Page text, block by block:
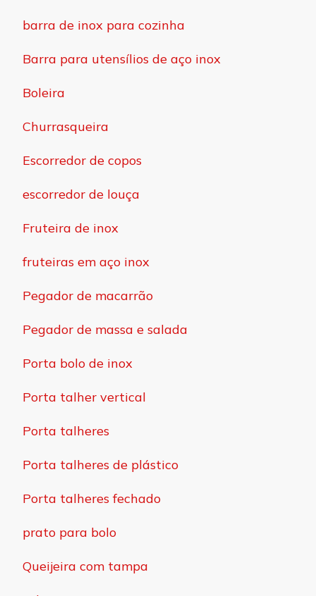
barra de inox para cozinha
Barra para utensílios de aço inox
Boleira
Churrasqueira
Escorredor de copos
escorredor de louça
Fruteira de inox
fruteiras em aço inox
Pegador de macarrão
Pegador de massa e salada
Porta bolo de inox
Porta talher vertical
Porta talheres
Porta talheres de plástico
Porta talheres fechado
prato para bolo
Queijeira com tampa